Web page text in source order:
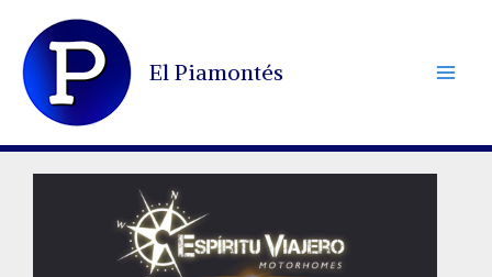
contenido
El Piamontés